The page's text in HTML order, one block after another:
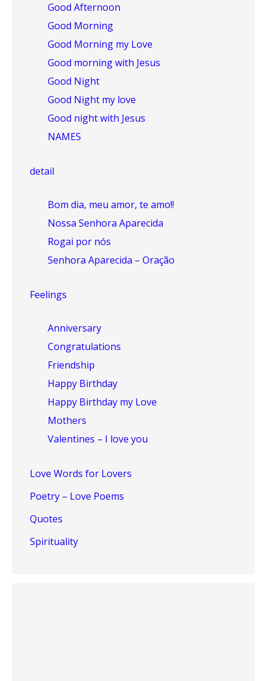
Good Afternoon
Good Morning
Good Morning my Love
Good morning with Jesus
Good Night
Good Night my love
Good night with Jesus
NAMES
detail
Bom dia, meu amor, te amo!!
Nossa Senhora Aparecida
Rogai por nós
Senhora Aparecida – Oração
Feelings
Anniversary
Congratulations
Friendship
Happy Birthday
Happy Birthday my Love
Mothers
Valentines – I love you
Love Words for Lovers
Poetry – Love Poems
Quotes
Spirituality